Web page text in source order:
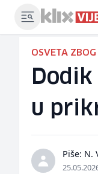
OSVETA ZBOG
u
Piše: N.